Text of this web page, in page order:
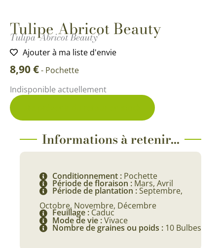
Tulipe Abricot Beauty
Tulipa 'Abricot Beauty'
Ajouter à ma liste d'envie
8,90€- Pochette
Indisponible actuellement
Informations à retenir...
Conditionnement : Pochette
Période de floraison : Mars, Avril
Période de plantation :Septembre,
Octobre, Novembre, Décembre
Feuillage : Caduc
Mode de vie :Vivace
Nombre de graines ou poids : 10 Bulbes